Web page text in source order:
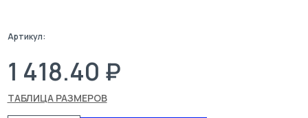
Артикул:
1 418.40 ₽
ТАБЛИЦА РАЗМЕРОВ